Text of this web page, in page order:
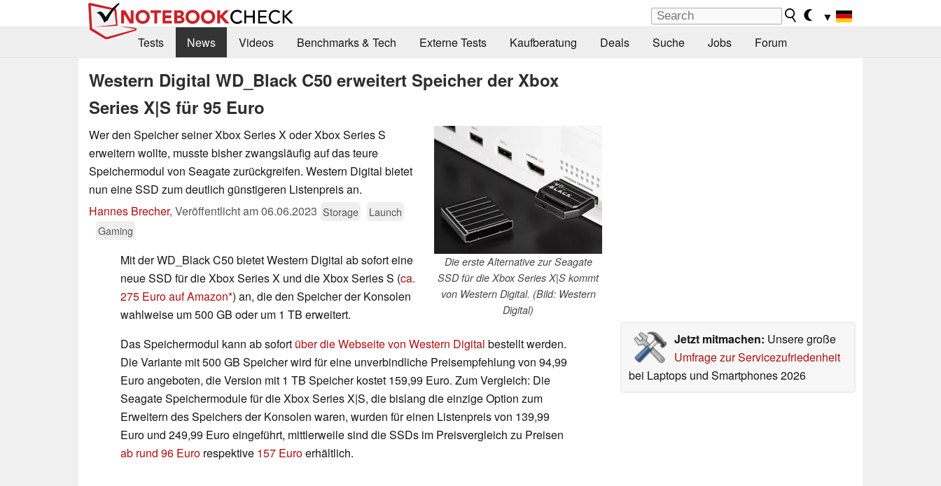
▼
Tests
News Videos Benchmarks & Tech Externe Tests Kaufberatung Deals Suche Jobs Forum
Western Digital WD_Black C50 erweitert Speicher der Xbox
Series X|S für 95 Euro
Die erste Alternative zur Seagate
SSD für die Xbox Series X|S kommt
von Western Digital. (Bild: Western
Digital)
Wer den Speicher seiner Xbox Series X oder Xbox Series S
erweitern wollte, musste bisher zwangsläufig auf das teure
Speichermodul von Seagate zurückgreifen. Western Digital bietet
nun eine SSD zum deutlich günstigeren Listenpreis an.
Hannes Brecher, Veröffentlicht am06.06.2023 Storage
Launch
Gaming
Jetzt mitmachen: Unsere große
Umfrage zur Servicezufriedenheit
bei Laptops und Smartphones 2026
Mit der WD_Black C50 bietet Western Digital ab sofort eine
neue SSD für die Xbox Series X und die Xbox Series S (ca.
275 Euro auf Amazon ) an, die den Speicher der Konsolen
wahlweise um 500 GB oder um 1 TB erweitert.
Das Speichermodul kann ab sofort über die Webseite von Western Digital bestellt werden.
Die Variante mit 500 GB Speicher wird für eine unverbindliche Preisempfehlung von 94,99
Euro angeboten, die Version mit 1 TB Speicher kostet 159,99 Euro. Zum Vergleich: Die
Seagate Speichermodule für die Xbox Series X|S, die bislang die einzige Option zum
Erweitern des Speichers der Konsolen waren, wurden für einen Listenpreis von 139,99
Euro und 249,99 Euro eingeführt, mittlerweile sind die SSDs im Preisvergleich zu Preisen
ab rund 96 Euro respektive 157 Euroerhältlich.